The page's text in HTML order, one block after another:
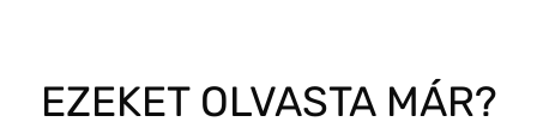
EZEKET OLVASTA MÁR?